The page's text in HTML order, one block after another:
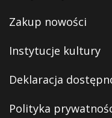
Zakup nowości
Instytucje kultury
Deklaracja
Polityka